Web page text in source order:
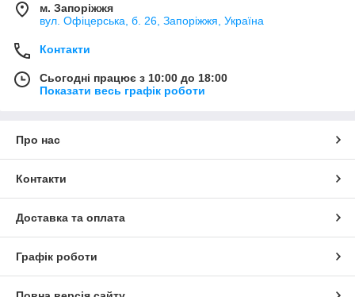
м. Запоріжжя
вул. Офіцерська, б. 26, Запоріжжя, Україна
Контакти
Сьогодні працює з 10:00 до 18:00
Показати весь графік роботи
Про нас
Контакти
Доставка та оплата
Графік роботи